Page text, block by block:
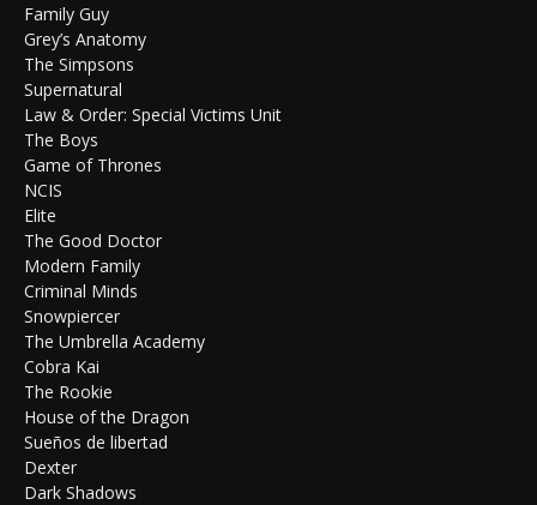
Family Guy
Grey’s Anatomy
The Simpsons
Supernatural
Law & Order: Special Victims Unit
The Boys
Game of Thrones
NCIS
Elite
The Good Doctor
Modern Family
Criminal Minds
Snowpiercer
The Umbrella Academy
Cobra Kai
The Rookie
House of the Dragon
Sueños de libertad
Dexter
Dark Shadows